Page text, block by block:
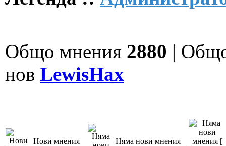
Общо мнения 2880 |
нов LewisHax
Нови мнения Няма нови мнения